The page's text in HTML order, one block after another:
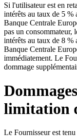
Si l'utilisateur est en
intérêts au taux de 5 %
Banque Centrale
pas un consommateur,
intérêts au taux de 8 %
Banque Centrale
immédiatement. Le
dommage
limitation
Le Fournisseur est